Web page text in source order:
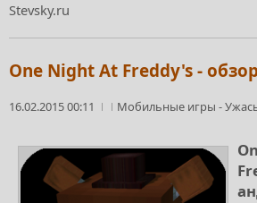
Stevsky.ru
One Night At Freddy's -
16.02.2015 00:11 Мобильные игры -